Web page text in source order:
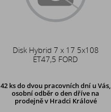
Disk Hybrid 7 x 17 5x108
ET47,5 FORD
42 ksdo dvou pracovních dní u Vás,
osobní odběr o den dříve na
prodejně v Hradci Králové